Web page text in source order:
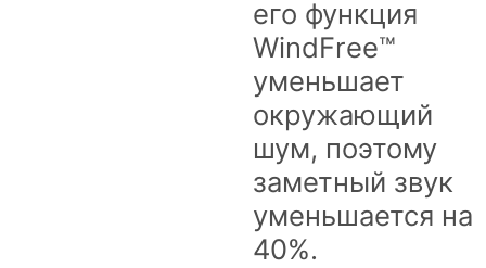
его функция
WindFree™
уменьшает
окружающий
шум, поэтому
заметный звук
уменьшается на
40%.